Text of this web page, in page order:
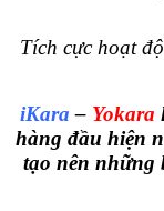
Tích cực hoạt
iKara – Yokara
hàng đầu hiện
tạo nên những